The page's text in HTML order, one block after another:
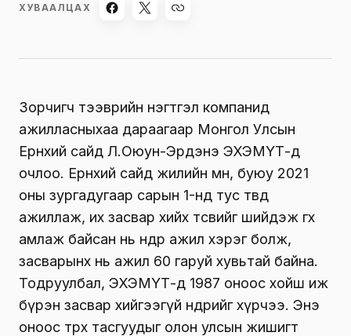
ХУВААЛЦАХ
Зорчигч тээврийн нэгтгэл компанид
ажилласныхаа дараагаар Монгол Улсын
Ерөнхий сайд Л.Оюун-Эрдэнэ ЭХЭМҮТ-д
очлоо. Ерөнхий сайд жилийн өмнө, буюу 2021
оны зургадугаар сарын 1-нд тус төвд
ажиллаж, их засвар хийх төсвийг шийдэж өгөхөө
амлаж байсан нь өнөөдөр ажил хэрэг болж,
засварынх нь ажил 60 гаруй хувьтай байна.
Тодруулбал, ЭХЭМҮТ-д 1987 оноос хойш иж
бүрэн засвар хийгээгүй өнөөдрийг хүрчээ. Энэ
оноос төрөх тасгуудыг олон улсын жишигт